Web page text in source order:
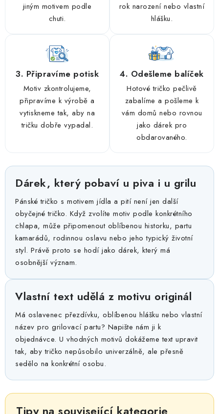
jiným motivem podle
chuti.
rok narození nebo vlastní
hlášku.
3. Připravíme potisk
Motiv zkontrolujeme,
připravíme k výrobě a
vytiskneme tak, aby na
tričku dobře vypadal.
4. Odešleme balíček
Hotové tričko pečlivě
zabalíme a pošleme k
vám domů nebo rovnou
jako dárek pro
obdarovaného.
Dárek, který pobaví u piva i u grilu
Pánské tričko s motivem jídla a pití není jen další
obyčejné tričko. Když zvolíte motiv podle konkrétního
chlapa, může připomenout oblíbenou historku, partu
kamarádů, rodinnou oslavu nebo jeho typický životní
styl. Právě proto se hodí jako dárek, který má
osobnější význam.
Vlastní text udělá z motivu originál
Má oslavenec přezdívku, oblíbenou hlášku nebo vlastní
název pro grilovací partu? Napište nám ji k
objednávce. U vhodných motivů dokážeme text upravit
tak, aby tričko nepůsobilo univerzálně, ale přesně
sedělo na konkrétní osobu.